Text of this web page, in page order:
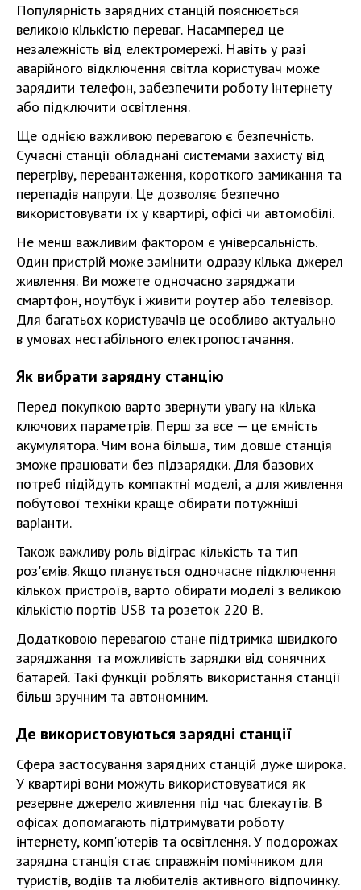
Популярність зарядних станцій пояснюється
великою кількістю переваг. Насамперед це
незалежність від електромережі. Навіть у разі
аварійного відключення світла користувач може
зарядити телефон, забезпечити роботу інтернету
або підключити освітлення.
Ще однією важливою перевагою є безпечність.
Сучасні станції обладнані системами захисту від
перегріву, перевантаження, короткого замикання та
перепадів напруги. Це дозволяє безпечно
використовувати їх у квартирі, офісі чи автомобілі.
Не менш важливим фактором є універсальність.
Один пристрій може замінити одразу кілька джерел
живлення. Ви можете одночасно заряджати
смартфон, ноутбук і живити роутер або телевізор.
Для багатьох користувачів це особливо актуально
в умовах нестабільного електропостачання.
Як вибрати зарядну станцію
Перед покупкою варто звернути увагу на кілька
ключових параметрів. Перш за все — це ємність
акумулятора. Чим вона більша, тим довше станція
зможе працювати без підзарядки. Для базових
потреб підійдуть компактні моделі, а для живлення
побутової техніки краще обирати потужніші
варіанти.
Також важливу роль відіграє кількість та тип
роз'ємів. Якщо планується одночасне підключення
кількох пристроїв, варто обирати моделі з великою
кількістю портів USB та розеток 220 В.
Додатковою перевагою стане підтримка швидкого
заряджання та можливість зарядки від сонячних
батарей. Такі функції роблять використання станції
більш зручним та автономним.
Де використовуються зарядні станції
Сфера застосування зарядних станцій дуже широка.
У квартирі вони можуть використовуватися як
резервне джерело живлення під час блекаутів. В
офісах допомагають підтримувати роботу
інтернету, комп'ютерів та освітлення. У подорожах
зарядна станція стає справжнім помічником для
туристів, водіїв та любителів активного відпочинку.